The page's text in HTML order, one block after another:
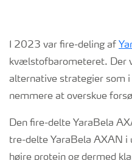
I 2023 var fire-deling af
kvælstofbarometeret. Der
alternative strategier som
nemmere at overskue
Den fire-delte YaraBela
tre-delte YaraBela AXAN i
højre protein og dermed